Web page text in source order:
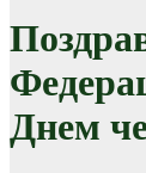
Днем